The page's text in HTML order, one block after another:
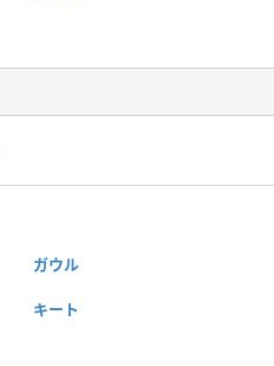
ガウル
キート